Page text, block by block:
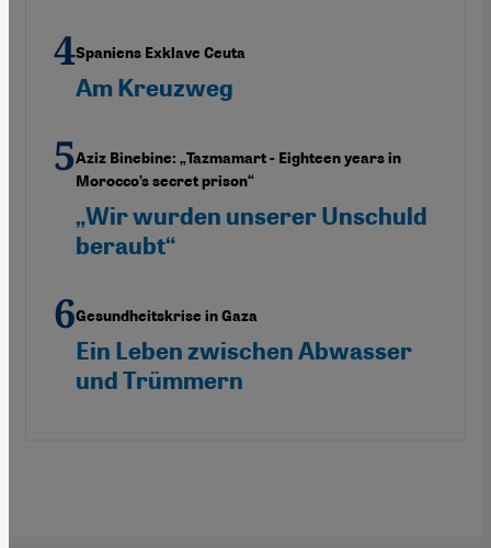
Spaniens Exklave Ceuta
Am Kreuzweg
Aziz Binebine: „Tazmamart - Eighteen years in
Morocco’s secret prison“
„Wir wurden unserer Unschuld
beraubt“
Gesundheitskrise in Gaza
Ein Leben zwischen Abwasser
und Trümmern